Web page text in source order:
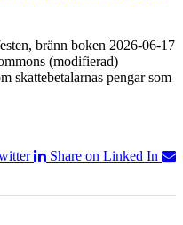
bränn boken 2026-06-17
(modifierad)
skattebetalarnas pengar som
Share on Linked In